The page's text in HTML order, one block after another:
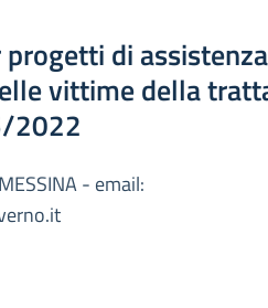
progetti di assistenza
vittime della
2022
- email: